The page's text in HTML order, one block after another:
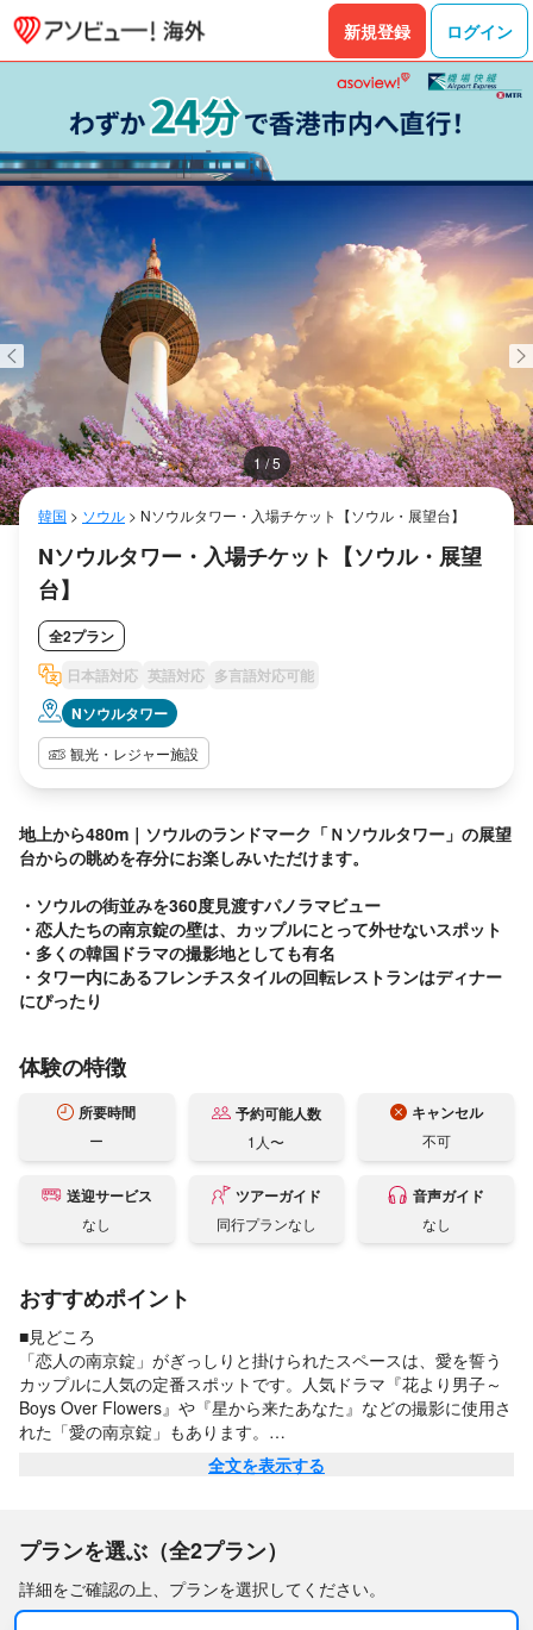
新規登録 ログイン
1 / 5
韓国 > ソウル > Nソウルタワー・入場チケット【ソウル・展望台】
Nソウルタワー・入場チケット【ソウル・展望
台】
全2プラン
日本語対応 英語対応 多言語対応可能
Nソウルタワー
観光・レジャー施設
地上から480m｜ソウルのランドマーク「Ｎソウルタワー」の展望
台からの眺めを存分にお楽しみいただけます。
・ソウルの街並みを360度見渡すパノラマビュー
・恋人たちの南京錠の壁は、カップルにとって外せないスポット
・多くの韓国ドラマの撮影地としても有名
・タワー内にあるフレンチスタイルの回転レストランはディナー
にぴったり
体験の特徴
所要時間
ー
予約可能人数
1人〜
キャンセル
不可
送迎サービス
なし
ツアーガイド
同行プランなし
音声ガイド
なし
おすすめポイント
■見どころ
「恋人の南京錠」がぎっしりと掛けられたスペースは、愛を誓う
カップルに人気の定番スポットです。人気ドラマ『花より男子～
Boys Over Flowers』や『星から来たあなた』などの撮影に使用さ
れた「愛の南京錠」もあります。
全文を表示する
プランを選ぶ（全2プラン）
詳細をご確認の上、プランを選択してください。